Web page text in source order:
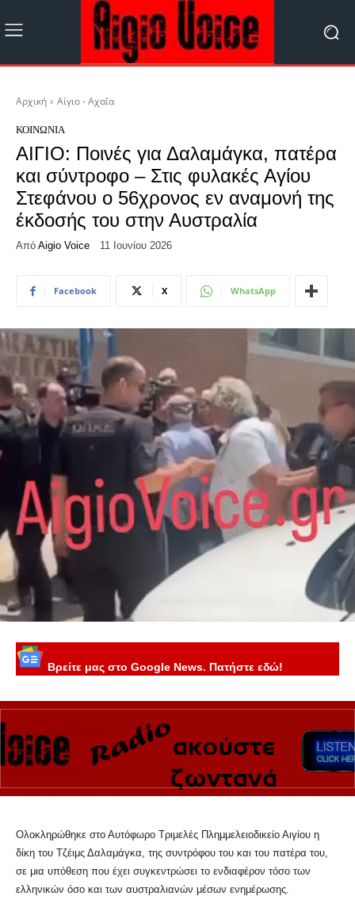
Αρχική Αίγιο - Αχαΐα
ΚΟΙΝΩΝΊΑ
ΑΙΓΙΟ: Ποινές για Δαλαμάγκα, πατέρα
και σύντροφο – Στις φυλακές Αγίου
Στεφάνου ο 56χρονος εν αναμονή της
έκδοσής του στην Αυστραλία
Από Aigio Voice 11 Ιουνίου 2026
Facebook X WhatsApp
Βρείτε μας στο Google News. Πατήστε εδώ!
Ολοκληρώθηκε στο Αυτόφωρο Τριμελές Πλημμελειοδικείο Αιγίου η
δίκη του Τζέιμς Δαλαμάγκα, της συντρόφου του και του πατέρα του,
σε μια υπόθεση που έχει συγκεντρώσει το ενδιαφέρον τόσο των
ελληνικών όσο και των αυστραλιανών μέσων ενημέρωσης.